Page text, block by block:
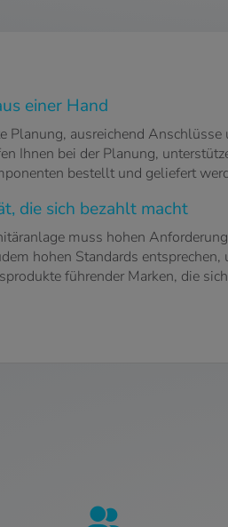
einer Hand
Planung, ausreichend
Ihnen bei der Planung,
bestellt und geliefert
die sich bezahlt macht
muss hohen
hohen Standards
führender Marken, die